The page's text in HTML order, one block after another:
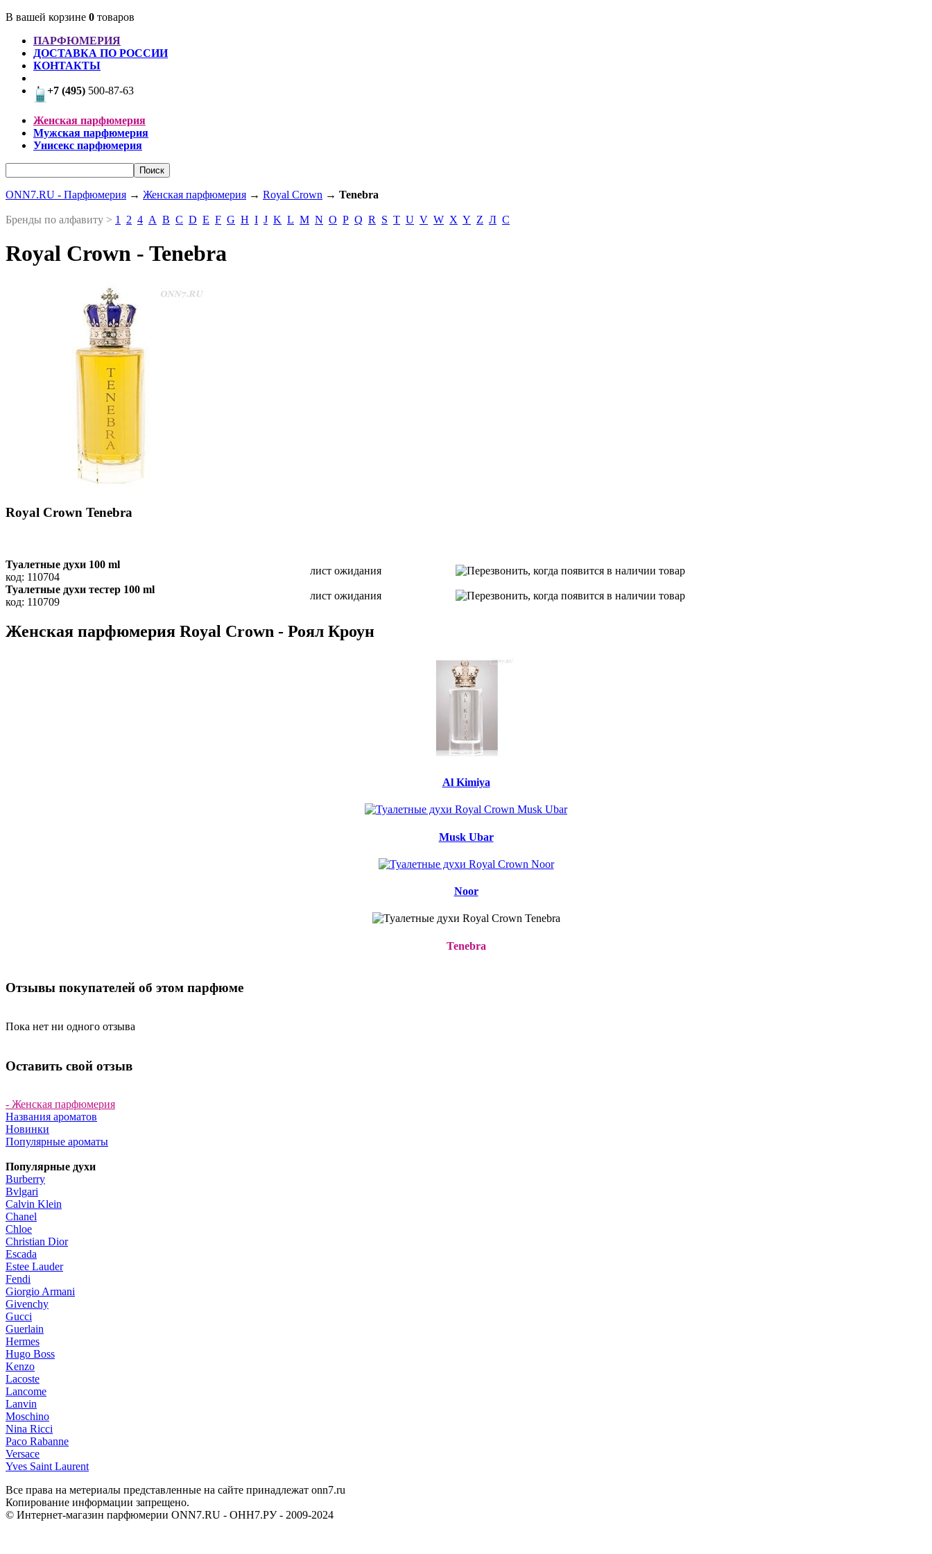
В вашей корзине 0 товаров
ПАРФЮМЕРИЯ
ДОСТАВКА ПО РОССИИ
КОНТАКТЫ
+7 (495) 500-87-63
Женская парфюмерия
Мужская парфюмерия
Унисекс парфюмерия
ONN7.RU - Парфюмерия → Женская парфюмерия → Royal Crown → Tenebra
Бренды по алфавиту > 1 2 4 A B C D E F G H I J K L M N O P Q R S T U V W X Y Z Л С
Royal Crown - Tenebra
Royal Crown Tenebra
Туалетные духи 100 ml
код: 110704
лист ожидания
Туалетные духи тестер 100 ml
код: 110709
лист ожидания
Женская парфюмерия Royal Crown - Роял Кроун
Al Kimiya
Musk Ubar
Noor
Tenebra
Отзывы покупателей об этом парфюме
Пока нет ни одного отзыва
Оставить свой отзыв
- Женская парфюмерия
Названия ароматов
Новинки
Популярные ароматы
Популярные духи
Burberry
Bvlgari
Calvin Klein
Chanel
Chloe
Christian Dior
Escada
Estee Lauder
Fendi
Giorgio Armani
Givenchy
Gucci
Guerlain
Hermes
Hugo Boss
Kenzo
Lacoste
Lancome
Lanvin
Moschino
Nina Ricci
Paco Rabanne
Versace
Yves Saint Laurent
Все права на метериалы представленные на сайте принадлежат onn7.ru
Копирование информации запрещено.
© Интернет-магазин парфюмерии ONN7.RU - ОНН7.РУ - 2009-2024